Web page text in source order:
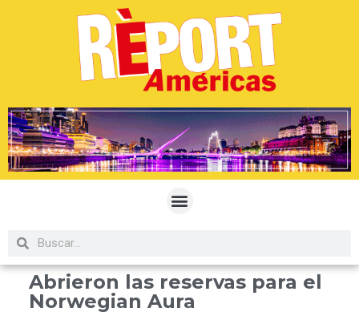
Abrieron las reservas para el
Norwegian Aura